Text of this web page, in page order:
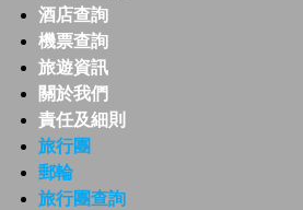
酒店查詢
機票查詢
旅遊資訊
關於我們
責任及細則
旅行團
郵輪
旅行團查詢